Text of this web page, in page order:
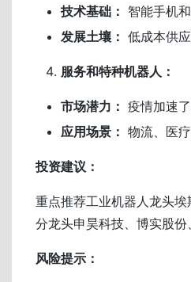
技术基础： 智能手机
发展土壤： 低成本供
服务和特种机器人：
市场潜力： 疫情加速
应用场景： 物流、医疗
投资建议：
重点推荐工业机器人龙头
分龙头申昊科技、博实股份
风险提示：